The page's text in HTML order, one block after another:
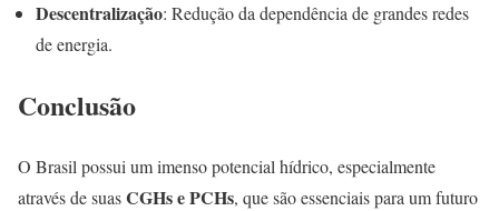
Descentralização: Redução da dependência de grandes redes
de energia.
Conclusão
O Brasil possui um imenso potencial hídrico, especialmente
através de suasCGHs e PCHs, que são essenciais para um futuro